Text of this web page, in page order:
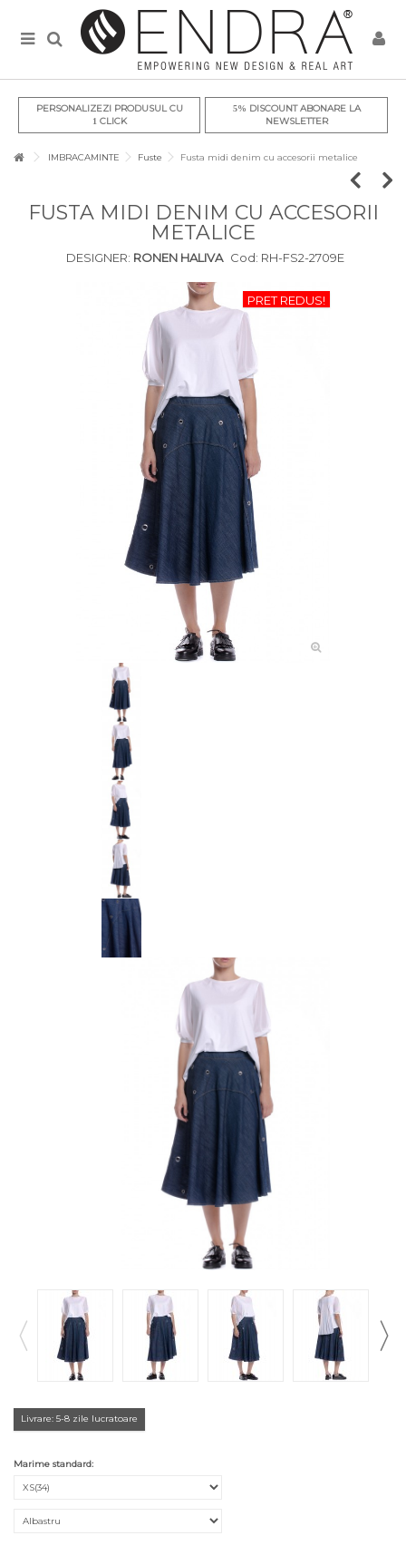
PERSONALIZEZI PRODUSUL CU
1CLICK
5% DISCOUNT ABONARE LA
NEWSLETTER
IMBRACAMINTE Fuste Fusta midi denim cu accesorii metalice
FUSTA MIDI DENIM CU ACCESORII
METALICE
DESIGNER: RONEN HALIVA Cod: RH-FS2-2709E
PRET REDUS!
Livrare: 5-8 zile lucratoare
Marime standard: